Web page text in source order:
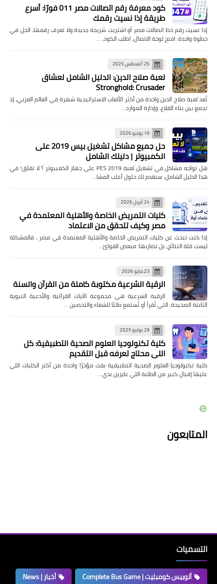
كود معرفة رقم اتصالات مصر 011 فورًا: أسرع
طريقة إذا نسيت رقمك
إذا نسيت رقم خط اتصالات مصر أو اشتريت شريحة جديدة ولا تعرف رقمها، الحل في
خطوة واحدة: افتح لوحة الاتصال، اطلب الكود، …
25 أغسطس 2025
لعبة صلاح الدين: الدليل الشامل لعشاق
Stronghold: Crusader
تُعد لعبة صلاح الدين واحدة من أكثر الألعاب الاستراتيجية شهرة في العالم العربي، إذ
تجمع بين بناء القلاع، وإدارة الموارد…
19 يونيو 2026
حل جميع مشاكل تشغيل بيس 2019 على
الكمبيوتر | دليلك الشامل
هل تواجه مشاكل في تشغيل لعبة PES 2019 على جهاز الكمبيوتر ؟ لا تقلق! في
هذا الدليل الشامل، سنقدم لك حلول أغلب المشا…
24 أبريل 2026
كليات التمريض الخاصة والأهلية المعتمدة في
مصر وكيف تتحقق من الاعتماد
إذا كنت تبحث عن كليات التمريض الخاصة والأهلية المعتمدة في مصر ، فالمشكلة
ليست قلة النتائج، بل تضاربها؛ فبعض القوائ…
23 مايو 2026
الرقية الشرعية مكتوبة كاملة من القرآن والسنة
الرقية الشرعية هي مجموعة الآيات القرآنية والأدعية النبوية
الثابتة الصحيحة، التي تُقرأ أو تُستمع طلبًا للشفاء والتحصين …
29 يوليو 2025
كلية تكنولوجيا العلوم الصحية التطبيقية: كل
اللي محتاج تعرفه قبل التقديم
كلية تكنولوجيا العلوم الصحية التطبيقية بقت مؤخرًا واحدة من أكثر الكليات اللي
عليها إقبال كبير من الطلبة اللي عايزين بدي…
المتابعون
التسميات
أتوبيس كومبليت | Complete Bus Game
أخبار | News